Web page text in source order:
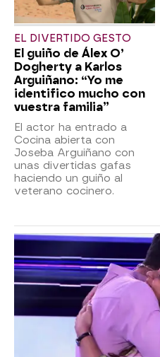
EL DIVERTIDO GESTO
El guiño de Álex O’
Dogherty a Karlos
Arguiñano: “Yo me
identifico mucho con
vuestra familia”
El actor ha entrado a
Cocina abierta con
Joseba Arguiñano con
unas divertidas gafas
haciendo un guiño al
veterano cocinero.